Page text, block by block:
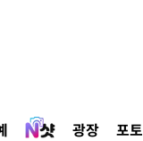
광장 포토